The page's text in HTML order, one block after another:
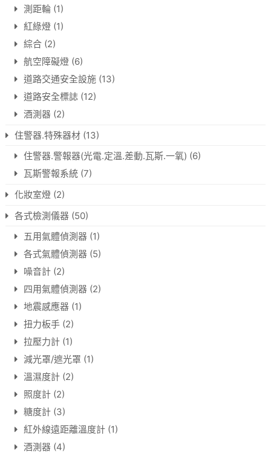
測距輪 (1)
紅綠燈 (1)
綜合 (2)
航空障礙燈 (6)
道路交通安全設施 (13)
道路安全標誌 (12)
酒測器 (2)
住警器.特殊器材 (13)
住警器.警報器(光電.定溫.差動.瓦斯.一氧) (6)
瓦斯警報系統 (7)
化妝室燈 (2)
各式檢測儀器 (50)
五用氣體偵測器 (1)
各式氣體偵測器 (5)
噪音計 (2)
四用氣體偵測器 (2)
地震感應器 (1)
扭力板手 (2)
拉壓力計 (1)
減光罩/遮光罩 (1)
溫濕度計 (2)
照度計 (2)
糖度計 (3)
紅外線遠距離溫度計 (1)
酒測器 (4)